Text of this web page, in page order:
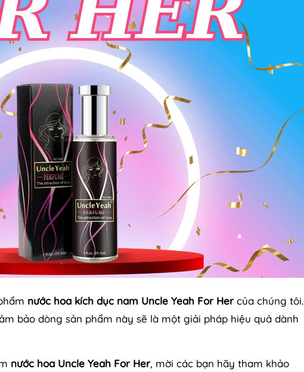
nước hoa kích dục nam Uncle Yeah For Hercủa chúng tôi.
bảo dòng sản phẩm này sẽ là một giải pháp hiệu quả dành
nước hoa Uncle Yeah For Her, mời các bạn hãy tham khảo